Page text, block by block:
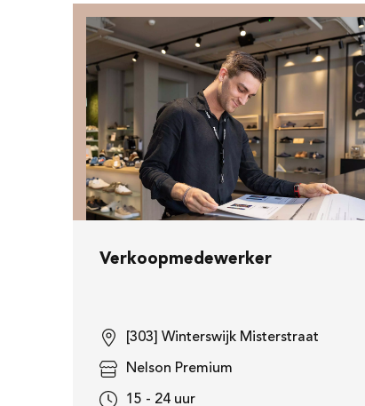
Verkoopmedewerker
[303] Winterswijk Misterstraat
Nelson Premium
15 - 24 uur